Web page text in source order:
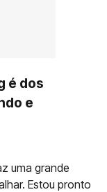
é dos
e
uma grande
Estou pronto